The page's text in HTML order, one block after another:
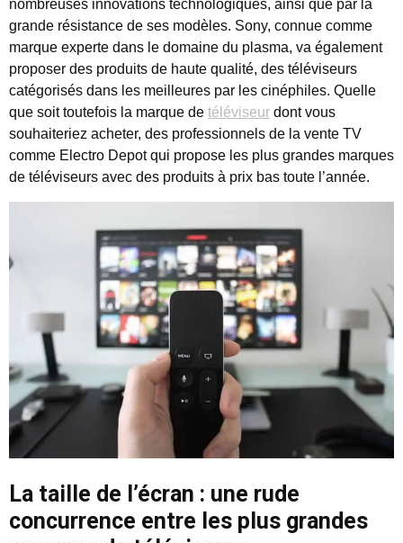
nombreuses innovations technologiques, ainsi que par la
grande résistance de ses modèles. Sony, connue comme
marque experte dans le domaine du plasma, va également
proposer des produits de haute qualité, des téléviseurs
catégorisés dans les meilleures par les cinéphiles. Quelle
que soit toutefois la marque de téléviseur dont vous
souhaiteriez acheter, des professionnels de la vente TV
comme Electro Depot qui propose les plus grandes marques
de téléviseurs avec des produits à prix bas toute l’année.
La taille de l’écran : une rude
concurrence entre les plus grandes